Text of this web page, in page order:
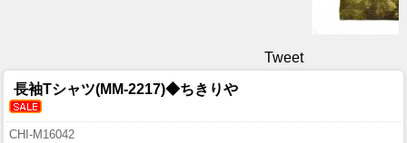
Tweet
長袖Tシャツ(MM-2217)◆ちきりや
CHI-M16042